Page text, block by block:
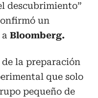
descubrimiento”
un
Bloomberg.
la preparación
que solo
pequeño de